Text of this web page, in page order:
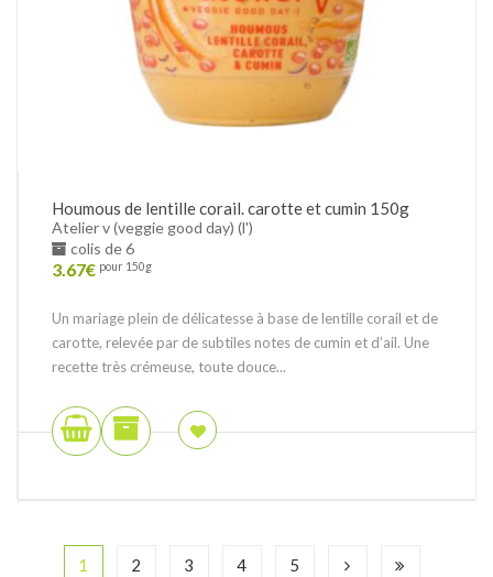
Houmous de lentille corail. carotte et cumin 150g
Atelier v (veggie good day) (l')
colis de 6
3.67€ pour 150g
Un mariage plein de délicatesse à base de lentille corail et de
carotte, relevée par de subtiles notes de cumin et d’ail. Une
recette très crémeuse, toute douce...
1 2 3 4 5